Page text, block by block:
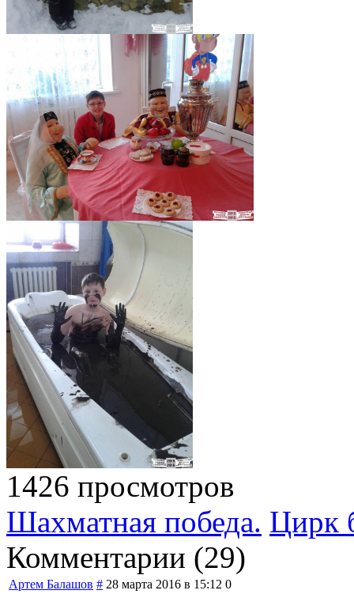
1426 просмотров
Шахматная победа. Цирк
Комментарии (29)
Артем Балашов # 28 марта 2016 в 15:12 0